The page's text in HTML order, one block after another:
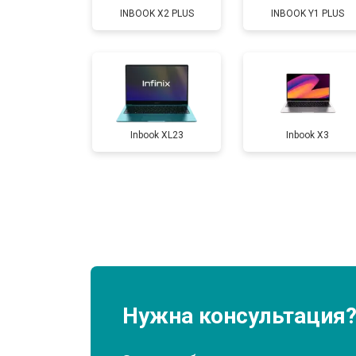
Замена разъема HDMI
Замена тачпада
Замена клавиатуры
Замена матрицы
INBOOK X2 PLUS INBOOK Y1 PLUS
Inbook XL23 Inbook X3
Нужна консультация?